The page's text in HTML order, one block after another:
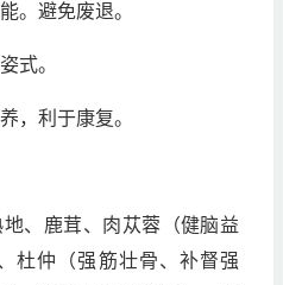
。避免废退。
式。
，利于康复。
、鹿茸、肉苁蓉（健脑益
杜仲（强筋壮骨、补督强